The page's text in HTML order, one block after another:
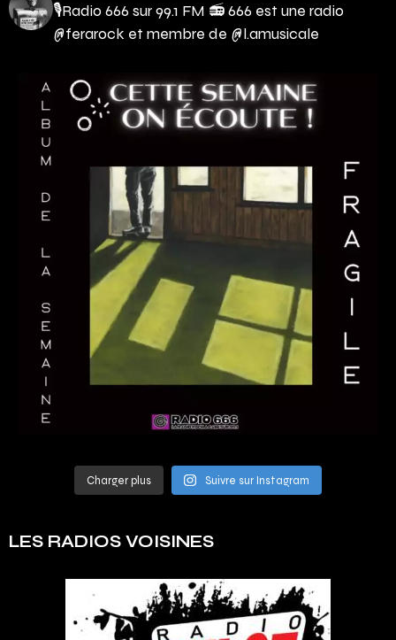
🎙Radio 666 sur 99.1 FM 📻666 est une radio
@ferarock et membre de @l.amusicale
Charger plus Suivre sur Instagram
LES RADIOS VOISINES